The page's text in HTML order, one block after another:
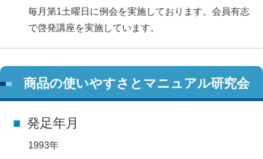
毎月第1土曜日に例会を実施しております。会員有志
で啓発講座を実施しています。
商品の使いやすさとマニュアル研究会
発足年月
1993年